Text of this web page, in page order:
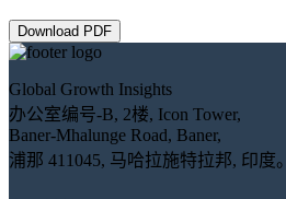
Download PDF
Global Growth Insights
办公室编号-B, 2楼, Icon Tower,
Baner-Mhalunge Road, Baner,
浦那 411045, 马哈拉施特拉邦, 印度。